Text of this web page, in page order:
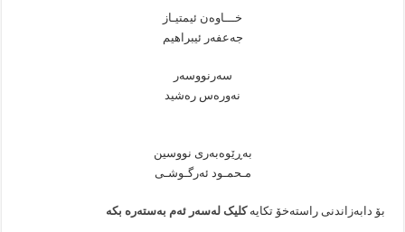
خـــاوەن ئیمتیـاز
جەعفەر ئیبراهیم
سەرنووسەر
نەورەس رەشید
بەڕێوەبەری نووسین
مـحمـود ئەرگـوشـی
بۆ دابەزاندنی راستەخۆ تکایەکلیک لەسەر ئەم بەستەرە بکە